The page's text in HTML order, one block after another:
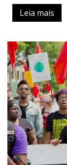
Leia mais